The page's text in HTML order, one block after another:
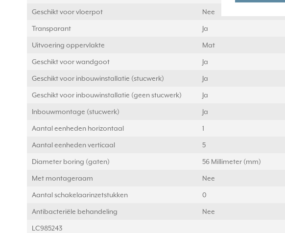
Geschikt voor vloerpot Nee
Transparant Ja
Uitvoering oppervlakte Mat
Geschikt voor wandgoot Ja
Geschikt voor inbouwinstallatie (stucwerk) Ja
Geschikt voor inbouwinstallatie (geen stucwerk) Ja
Inbouwmontage (stucwerk) Ja
Aantal eenheden horizontaal 1
Aantal eenheden verticaal 5
Diameter boring (gaten) 56 Millimeter (mm)
Met montageraam Nee
Aantal schakelaarinzetstukken 0
Antibacteriële behandeling Nee
LC985243